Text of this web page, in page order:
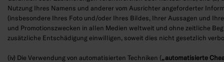
Nutzung Ihres Namens und anderer vom Ausrichter angeforderter
(insbesondere Ihres Foto und/oder Ihres Bildes, Ihrer Aussagen und
und Promotionszwecken in allen Medien weltweit und ohne zeitliche
zusätzliche Entschädigung einwilligen, soweit dies nicht gesetzlich
(iv) Die Verwendung von automatisierten Techniken („automatisierte